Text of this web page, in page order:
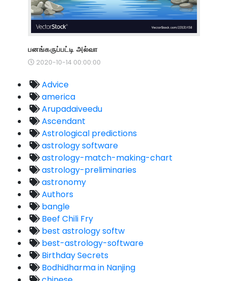
பனங்கருப்பட்டி அல்வா
2020-10-14 00:00:00
Advice
america
Arupadaiveedu
Ascendant
Astrological predictions
astrology software
astrology-match-making-chart
astrology-preliminaries
astronomy
Authors
bangle
Beef Chili Fry
best astrology softw
best-astrology-software
Birthday Secrets
Bodhidharma in Nanjing